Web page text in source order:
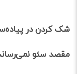
شک کردن در
مقصد سئو